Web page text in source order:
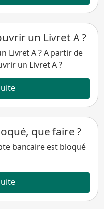
un Livret A ?
Livret A ? A partir de
un Livret A ?
que faire ?
bancaire est bloqué